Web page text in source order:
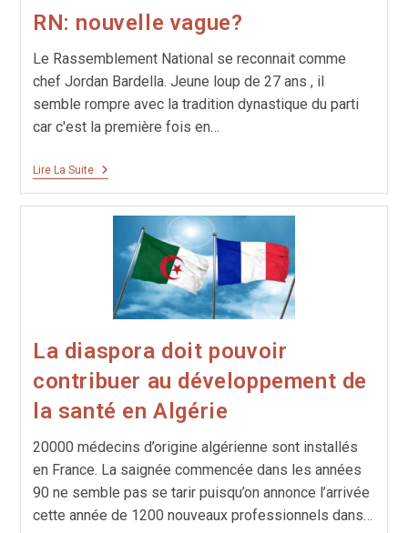
RN: nouvelle vague?
Le Rassemblement National se reconnait comme
chef Jordan Bardella. Jeune loup de 27 ans , il
semble rompre avec la tradition dynastique du parti
car c'est la première fois en…
Lire La Suite
RN:
La diaspora doit pouvoir
contribuer au développement de
la santé en Algérie
20000 médecins d’origine algérienne sont installés
en France. La saignée commencée dans les années
90 ne semble pas se tarir puisqu’on annonce l’arrivée
cette année de 1200 nouveaux professionnels dans…